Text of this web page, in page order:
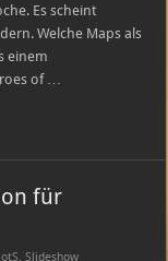
Es scheint
Welche Maps als
einem
of …
für
,Slideshow